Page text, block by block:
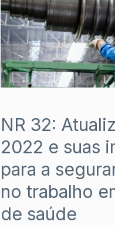
NR 32:
2022 e suas
para a
no trabalho
de saúde